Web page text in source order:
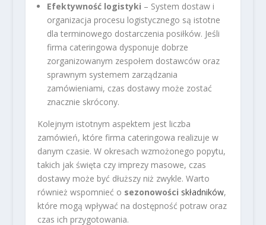
Efektywność logistyki – System dostaw i
organizacja procesu logistycznego są istotne
dla terminowego dostarczenia posiłków. Jeśli
firma cateringowa dysponuje dobrze
zorganizowanym zespołem dostawców oraz
sprawnym systemem zarządzania
zamówieniami, czas dostawy może zostać
znacznie skrócony.
Kolejnym istotnym aspektem jest liczba
zamówień, które firma cateringowa realizuje w
danym czasie. W okresach wzmożonego popytu,
takich jak święta czy imprezy masowe, czas
dostawy może być dłuższy niż zwykle. Warto
również wspomnieć o sezonowości składników,
które mogą wpływać na dostępność potraw oraz
czas ich przygotowania.